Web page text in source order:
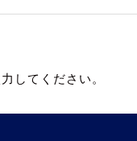
してください。